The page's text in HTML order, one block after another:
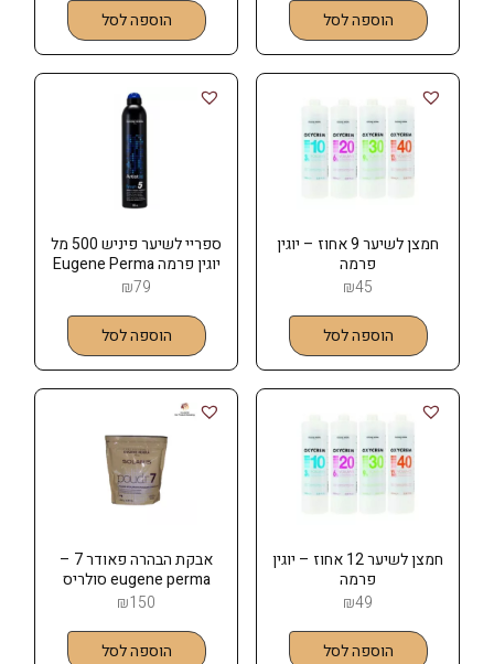
הוספה לסל הוספה לסל
חמצן לשיער 9 אחוז – יוגין
פרמה
₪45
הוספה לסל
ספריי לשיער פיניש 500 מל
יוגין פרמה Eugene Perma
₪79
הוספה לסל
חמצן לשיער 12 אחוז – יוגין
פרמה
₪49
הוספה לסל
אבקת הבהרה פאודר 7 –
eugene perma סולריס
SOLARIS
₪150
הוספה לסל